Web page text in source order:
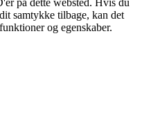
på dette websted. Hvis du
samtykke tilbage, kan det
og egenskaber.